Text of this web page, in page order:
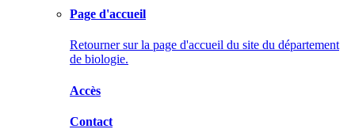
Page d'accueil
Retourner sur la page d'accueil du site du département
de biologie.
Accès
Contact